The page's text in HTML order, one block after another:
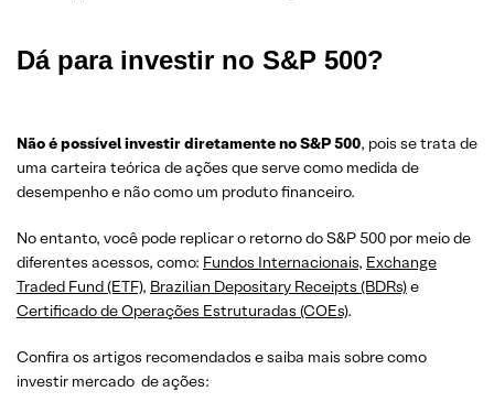
Dá para investir no S&P 500?
Não é possível investir diretamente no S&P 500, pois se trata de
uma carteira teórica de ações que serve como medida de
desempenho e não como um produto financeiro.
No entanto, você pode replicar o retorno do S&P 500 por meio de
diferentes acessos, como: Fundos Internacionais, Exchange
Traded Fund (ETF), Brazilian Depositary Receipts (BDRs)e
Certificado de Operações Estruturadas (COEs).
Confira os artigos recomendados e saiba mais sobre como
investir mercado de ações: